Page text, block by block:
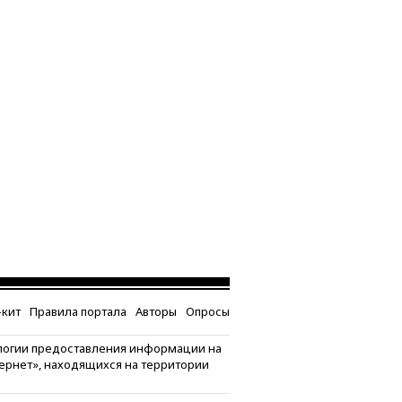
Правила портала Авторы Опросы
предоставления информации на
находящихся на территории